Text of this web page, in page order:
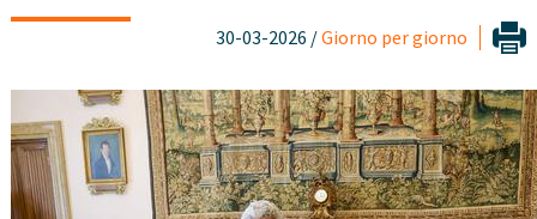
30-03-2026 /Giorno per giorno